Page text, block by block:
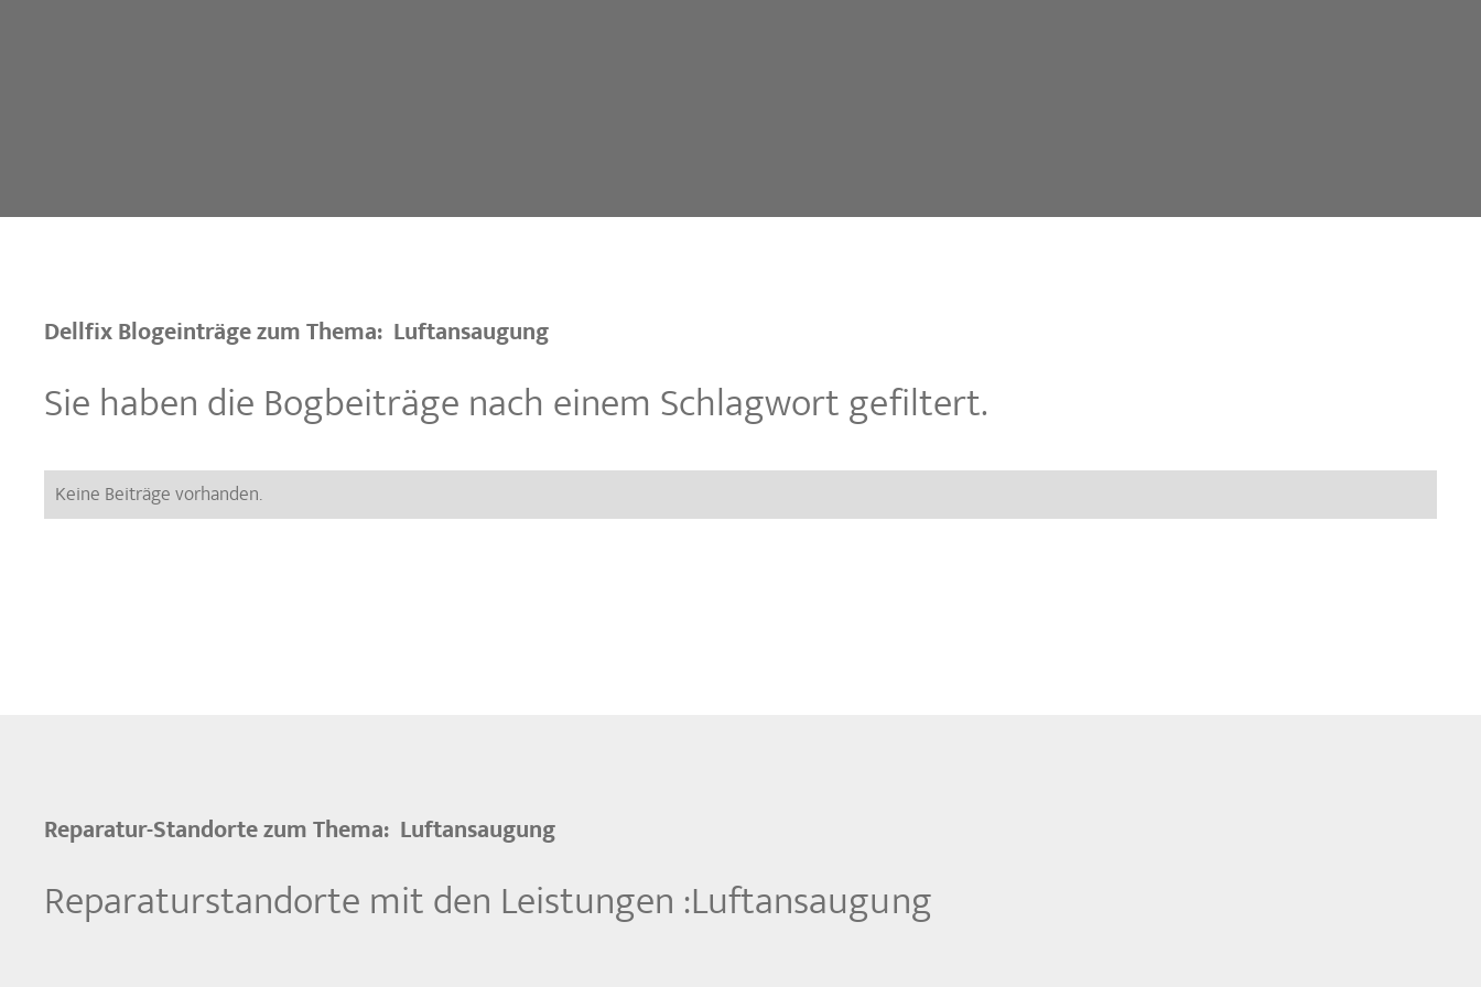
Dellfix Blogeinträge zum Thema: Luftansaugung
Sie haben die Bogbeiträge nach einem Schlagwort gefiltert.
Keine Beiträge vorhanden.
Reparatur-Standorte zum Thema: Luftansaugung
Reparaturstandorte mit den Leistungen :Luftansaugung